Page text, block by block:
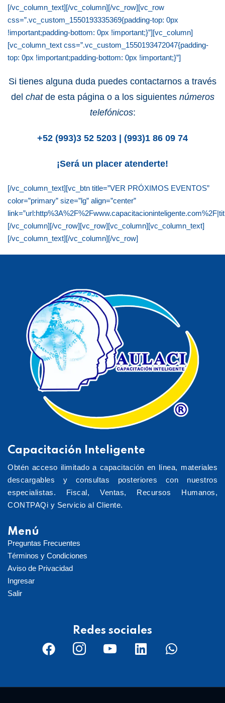
[/vc_column_text][/vc_column][/vc_row][vc_row
css=”.vc_custom_1550193335369{padding-top: 0px
!important;padding-bottom: 0px !important;}”][vc_column]
[vc_column_text css=”.vc_custom_1550193472047{padding-
top: 0px !important;padding-bottom: 0px !important;}”]
Si tienes alguna duda puedes contactarnos a través
del chatde esta página o a los siguientes números
telefónicos:
+52 (993)3 52 5203 | (993)1 86 09 74
¡Será un placer atenderte!
[/vc_column_text][vc_btn title=”VER PRÓXIMOS EVENTOS”
color=”primary” size=”lg” align=”center”
[/vc_column][/vc_row][vc_row][vc_column][vc_column_text]
[/vc_column_text][/vc_column][/vc_row]
Capacitación Inteligente
Obtén acceso ilimitado a capacitación en línea, materiales
descargables y consultas posteriores con nuestros
especialistas. Fiscal, Ventas, Recursos Humanos,
CONTPAQi y Servicio al Cliente.
Menú
Preguntas Frecuentes
Términos y Condiciones
Aviso de Privacidad
Ingresar
Salir
Redes sociales